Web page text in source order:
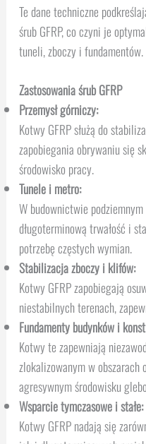
Te dane techniczne
śrub GFRP, co czyni je
tuneli, zboczy i fundamentów.
Zastosowania śrub GFRP
Przemysł górniczy:
Kotwy GFRP służą do
zapobiegania obrywaniu się
środowisko pracy.
Tunele i metro:
W budownictwie
długoterminową trwałość i
potrzebę częstych wymian.
Stabilizacja zboczy i klifów:
Kotwy GFRP zapobiegają
niestabilnych terenach,
Fundamenty budynków i
Kotwy te zapewniają
zlokalizowanym w
agresywnym środowisku
Wsparcie tymczasowe i stałe:
Kotwy GFRP nadają się